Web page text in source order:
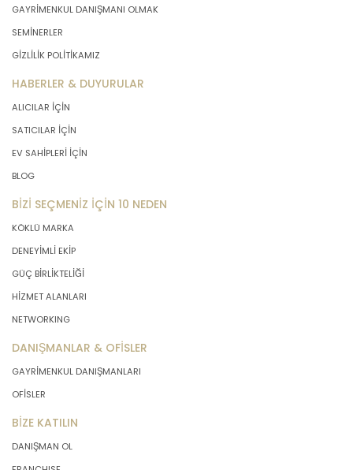
GAYRİMENKUL DANIŞMANI OLMAK
SEMİNERLER
GİZLİLİK POLİTİKAMIZ
HABERLER & DUYURULAR
ALICILAR İÇİN
SATICILAR İÇİN
EV SAHİPLERİ İÇİN
BLOG
BİZİ SEÇMENİZ İÇİN 10 NEDEN
KÖKLÜ MARKA
DENEYİMLİ EKİP
GÜÇ BİRLİKTELİĞİ
HİZMET ALANLARI
NETWORKING
DANIŞMANLAR & OFİSLER
GAYRİMENKUL DANIŞMANLARI
OFİSLER
BİZE KATILIN
DANIŞMAN OL